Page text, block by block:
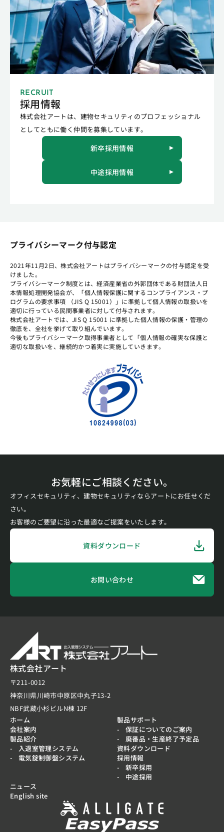
RECRUIT
採用情報
株式会社アートは、建物セキュリティのプロフェッショナル
としてともに働く仲間を募集しています。
新卒採用情報
中途採用情報
プライバシーマーク付与認定
2021年11月2日、株式会社アートはプライバシーマークの付与認定を受
けました。
プライバシーマーク制度とは、経済産業省の外郭団体である財団法人日
本情報処理開発協会が、「個人情報保護に関するコンプライアンス・プ
ログラムの要求事項 （JIS Q 15001）」に準拠して個人情報の取扱いを
適切に行っている民間事業者に対して付与されます。
株式会社アートでは、JIS Q 15001 に準拠した個人情報の保護・管理の
徹底を、全社を挙げて取り組んでいます。
今後もプライバシーマーク取得事業者として「個人情報の確実な保護と
適切な取扱いを、継続的かつ着実に実施していきます。
お気軽にご相談ください。
オフィスセキュリティ、建物セキュリティならアートにお任せくだ
さい。
お客様のご要望に沿った最適なご提案をいたします。
資料ダウンロード
お問い合わせ
株式会社アート
〒211-0012
神奈川県川崎市中原区中丸子13-2
NBF武蔵小杉ビルN棟 12F
ホーム
会社案内
製品紹介
入退室管理システム
電気錠制御盤システム
製品サポート
保証についてのご案内
廃番品・生産終了予定品
資料ダウンロード
採用情報
新卒採用
中途採用
ニュース
English site